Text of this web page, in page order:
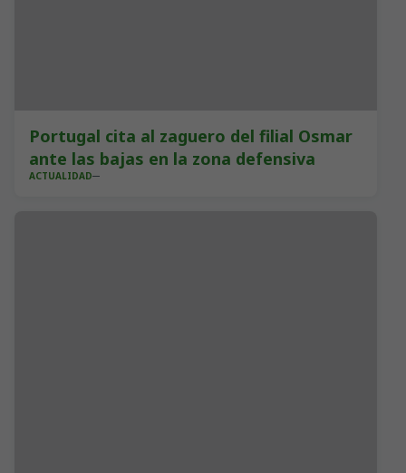
Portugal cita al zaguero del filial Osmar
ante las bajas en la zona defensiva
ACTUALIDAD